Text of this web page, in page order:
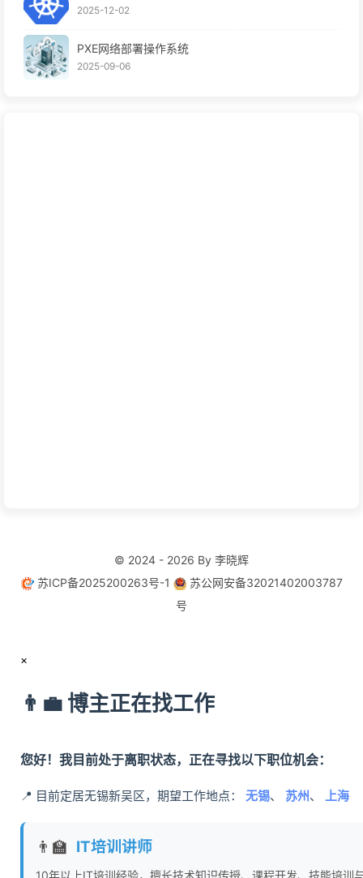
2025-12-02
PXE网络部署操作系统
2025-09-06
© 2024 - 2026 By 李晓辉
苏ICP备2025200263号-1
苏公网安备32021402003787
号
×
👨‍💼 博主正在找工作
您好！我目前处于离职状态，正在寻找以下职位机会：
📍 目前定居无锡新吴区，期望工作地点： 无锡、 苏州、 上海
👨‍🏫 IT培训讲师
10年以上IT培训经验，擅长技术知识传授、课程开发、技能培训